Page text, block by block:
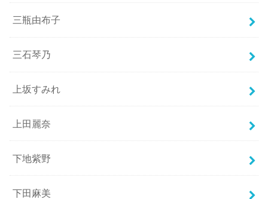
三瓶由布子
三石琴乃
上坂すみれ
上田麗奈
下地紫野
下田麻美